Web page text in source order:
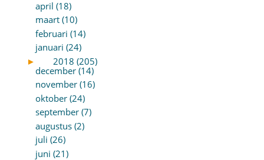
april (18)
maart (10)
februari (14)
januari (24)
►
2018 (205)
december (14)
november (16)
oktober (24)
september (7)
augustus (2)
juli (26)
juni (21)